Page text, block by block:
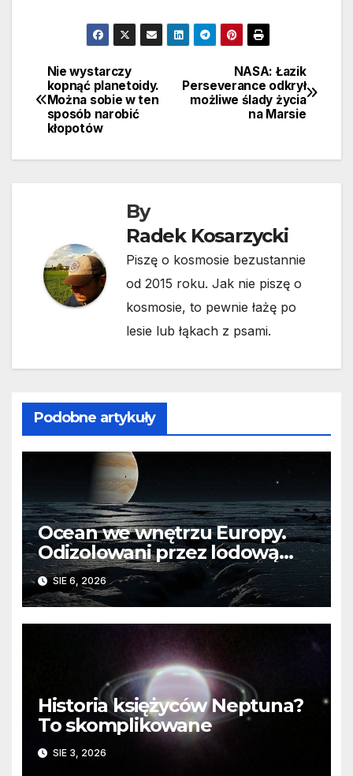
Nawigacja
wpisu
NASA: Łazik
Perseverance odkrył
możliwe ślady życia
na Marsie
Nie wystarczy
kopnąć planetoidy.
Można sobie w ten
sposób narobić
kłopotów
By
Radek Kosarzycki
Piszę o kosmosie bezustannie
od 2015 roku. Jak nie piszę o
kosmosie, to pewnie łażę po
lesie lub łąkach z psami.
Podobne artykuły
Ocean we wnętrzu Europy.
Odizolowani przez lodową
barierę
SIE 6, 2026
Historia księżyców Neptuna?
To skomplikowane
SIE 3, 2026